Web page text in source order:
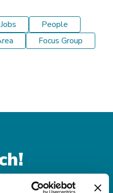
Jobs
People
Focus Group